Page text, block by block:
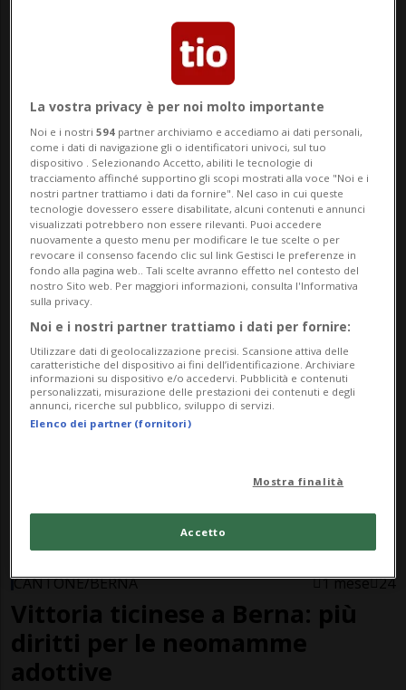
CAMERE FEDERALI 1 mese
Parlamento al lavoro: ecco il
menù di oggi
CANTONE/BERNA 1 mese 24
Vittoria ticinese a Berna: più
diritti per le neomamme
adottive
La vostra privacy è per noi molto importante
Noi e i nostri594 partner archiviamo e accediamo ai dati personali,
come i dati di navigazione gli o identificatori univoci, sul tuo
dispositivo . Selezionando Accetto, abiliti le tecnologie di
tracciamento affinché supportino gli scopi mostrati alla voce "Noi e i
nostri partner trattiamo i dati da fornire". Nel caso in cui queste
tecnologie dovessero essere disabilitate, alcuni contenuti e annunci
visualizzati potrebbero non essere rilevanti. Puoi accedere
nuovamente a questo menu per modificare le tue scelte o per
revocare il consenso facendo clic sul link Gestisci le preferenze in
fondo alla pagina web.. Tali scelte avranno effetto nel contesto del
nostro Sito web. Per maggiori informazioni, consulta l'Informativa
sulla privacy.
Noi e i nostri partner trattiamo i dati per fornire:
Utilizzare dati di geolocalizzazione precisi. Scansione attiva delle
caratteristiche del dispositivo ai fini dell’identificazione. Archiviare
informazioni su dispositivo e/o accedervi. Pubblicità e contenuti
personalizzati, misurazione delle prestazioni dei contenuti e degli
annunci, ricerche sul pubblico, sviluppo di servizi.
Elenco dei partner (fornitori)
Mostra finalità
Accetto